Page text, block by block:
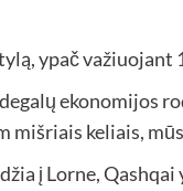
ypač važiuojant
ekonomijos
keliais,
į Lorne,